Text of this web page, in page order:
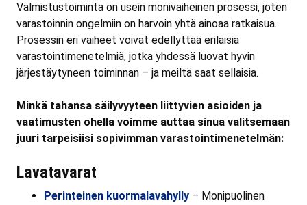
Valmistustoiminta on usein monivaiheinen prosessi, joten
varastoinnin ongelmiin on harvoin yhtä ainoaa ratkaisua.
Prosessin eri vaiheet voivat edellyttää erilaisia
varastointimenetelmiä, jotka yhdessä luovat hyvin
järjestäytyneen toiminnan – ja meiltä saat sellaisia.
Minkä tahansa säilyvyyteen liittyvien asioiden ja
vaatimusten ohella voimme auttaa sinua valitsemaan
juuri tarpeisiisi sopivimman varastointimenetelmän:
Lavatavarat
Perinteinen kuormalavahylly – Monipuolinen